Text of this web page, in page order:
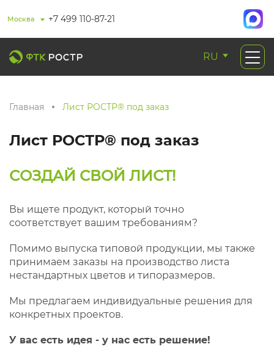
Москва +7 499 110-87-21
RU
Главная Лист РОСТР® под заказ
Лист РОСТР® под заказ
СОЗДАЙ СВОЙ ЛИСТ!
Вы ищете продукт, который точно
соответствует вашим требованиям?
Помимо выпуска типовой продукции, мы также
принимаем заказы на производство листа
нестандартных цветов и типоразмеров.
Мы предлагаем индивидуальные решения для
конкретных проектов.
У вас есть идея - у нас есть решение!